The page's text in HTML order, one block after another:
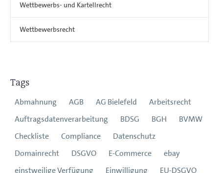
Wettbewerbs- und Kartellrecht
Wettbewerbsrecht
Tags
Abmahnung AGB AG Bielefeld
Arbeitsrecht
Auftragsdatenverarbeitung
BDSG BGH
BVMW
Checkliste
Compliance
Datenschutz
Domainrecht
DSGVO E-Commerce
ebay
einstweilige Verfügung
Einwilligung EU-DSGVO